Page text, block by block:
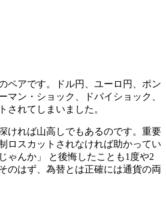
ペアです。ドル円、ユーロ円、ポン
ン・ショック、ドバイショック、
れてしまいました。
ければ山高しでもあるのです。重要
ロスカットされなければ助かってい
ゃんか」
と後悔したことも1度や2
のはず、為替とは正確には通貨の両